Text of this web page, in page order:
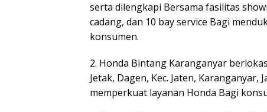
serta dilengkapi Bersama fasilitas
cadang, dan 10 bay service Bagi
konsumen.
2. Honda Bintang Karanganyar
Jetak, Dagen, Kec. Jaten,
memperkuat layanan Honda Bagi